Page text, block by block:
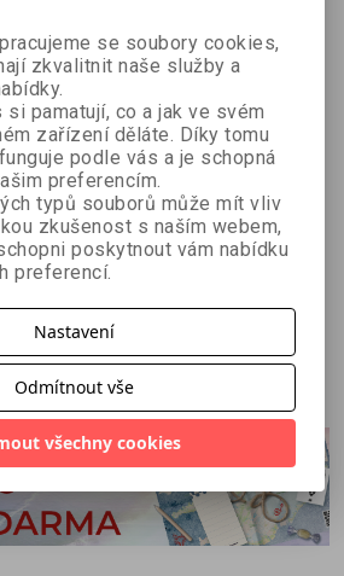
Písně
pouličního
metaře
Dustin
LaValley
Lost Hills:
Masakr v
kopcích
Lee Goldberg
se soubory cookies,
zkvalitnit naše služby a
pamatují, co a jak ve svém
zařízení děláte. Díky tomu
podle vás a je schopná
preferencím.
typů souborů může mít vliv
zkušenost s naším webem,
poskytnout vám nabídku
preferencí.
Nastavení
Odmítnout vše
všechny cookies